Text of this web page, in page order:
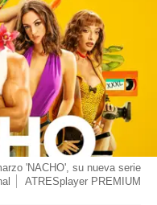
'NACHO', su nueva serie
ATRESplayer PREMIUM